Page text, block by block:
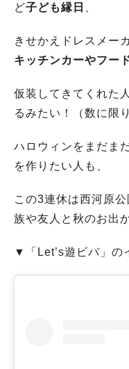
ど子ども縁日
きせかえドレスメー
キッチンカーやフー
仮装してきてくれた
るみたい！（数に限
ハロウィンをまだま
を作りたい人も、
この3連休は西河原
族や友人と秋のお出
▼「Let’s遊ビバ」の